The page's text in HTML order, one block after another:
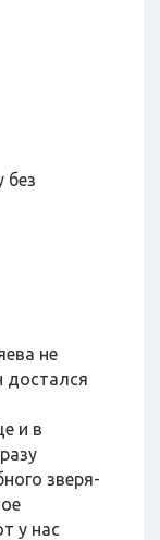
без
не
достался
и в
зверя-
у нас